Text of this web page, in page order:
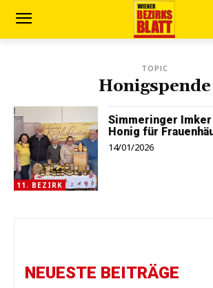
TOPIC
Honigspende
11. BEZIRK
Simmeringer
Honig für
14/01/2026
NEUESTE BEITRÄGE